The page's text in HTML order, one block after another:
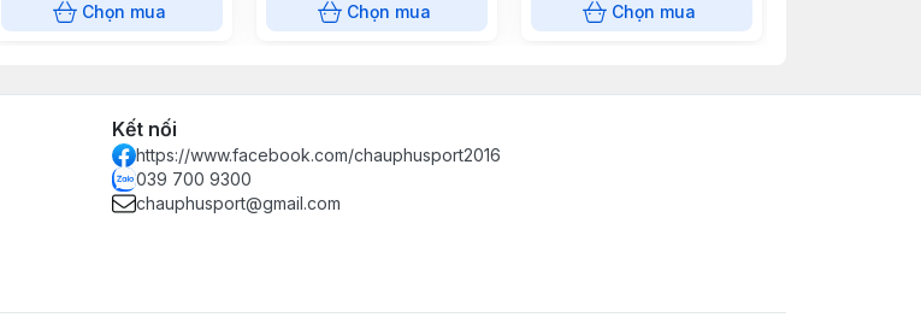
Chọn mua Chọn mua Chọn mua
Kết nối
https://www.facebook.com/chauphusport2016
039 700 9300
chauphusport@gmail.com